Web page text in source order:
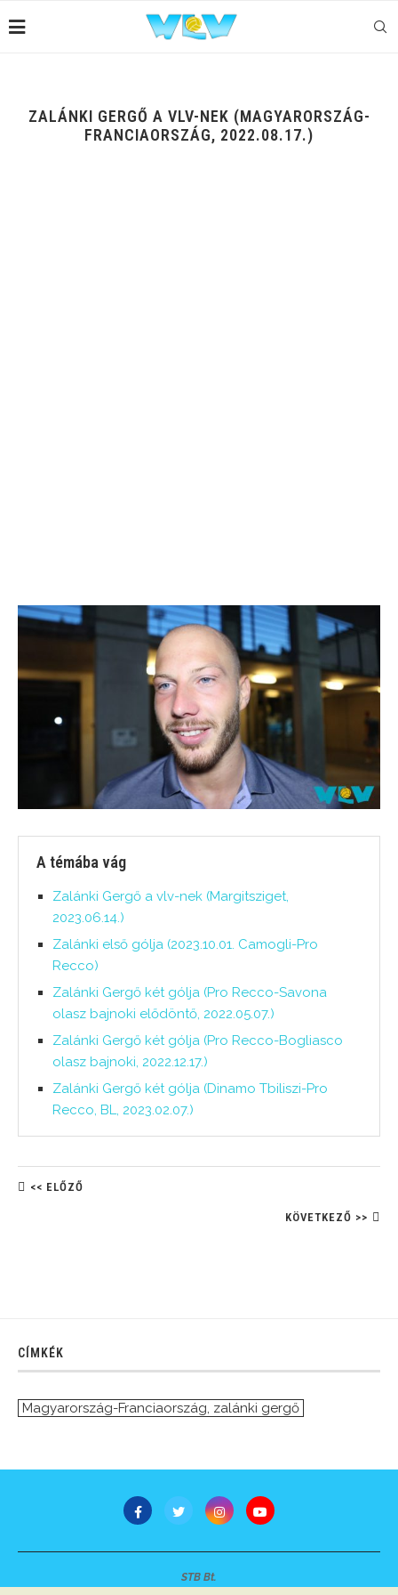
ZALÁNKI GERGŐ A VLV-NEK (MAGYARORSZÁG-
FRANCIAORSZÁG, 2022.08.17.)
A témába vág
Zalánki Gergő a vlv-nek (Margitsziget,
2023.06.14.)
Zalánki első gólja (2023.10.01. Camogli-Pro
Recco)
Zalánki Gergő két gólja (Pro Recco-Savona
olasz bajnoki elődöntő, 2022.05.07.)
Zalánki Gergő két gólja (Pro Recco-Bogliasco
olasz bajnoki, 2022.12.17.)
Zalánki Gergő két gólja (Dinamo Tbiliszi-Pro
Recco, BL, 2023.02.07.)
<< ELŐZŐ
KÖVETKEZŐ >>
CÍMKÉK
Magyarország-Franciaország, zalánki gergő
STB Bt.